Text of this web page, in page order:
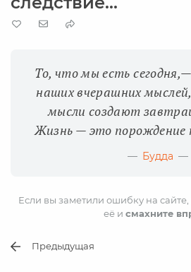
То, что мы есть
наших вчерашних
мысли создают
Жизнь — это порождение
Будда
Если вы заметили ошибку на
её и смахните
Предыдущая